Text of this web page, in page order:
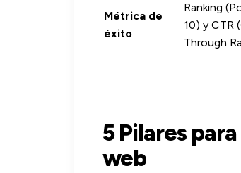
Métrica de
éxito
Ranking
10) y CTR
Through
5 Pilares
web